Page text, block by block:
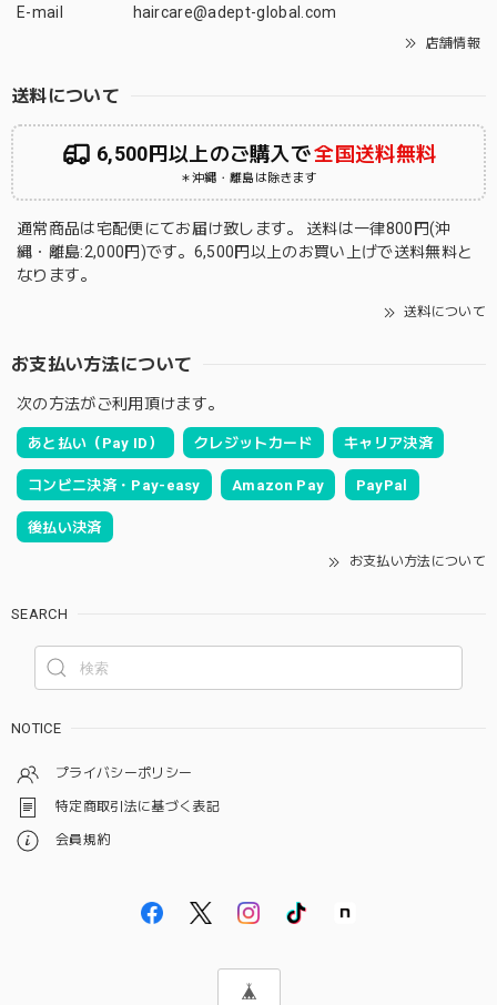
E-mail
haircare@adept-global.com
店舗情報
送料について
6,500円以上のご購入で全国送料無料
＊沖縄・離島は除きます
通常商品は宅配便にてお届け致します。 送料は一律800円(沖
縄・離島:2,000円)です。6,500円以上のお買い上げで送料無料と
なります。
送料について
お支払い方法について
次の方法がご利用頂けます。
あと払い（Pay ID） クレジットカード キャリア決済
コンビニ決済・Pay-easy Amazon Pay PayPal
後払い決済
お支払い方法について
SEARCH
NOTICE
プライバシーポリシー
特定商取引法に基づく表記
会員規約